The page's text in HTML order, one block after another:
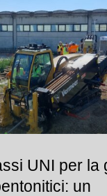
UNI per la
un